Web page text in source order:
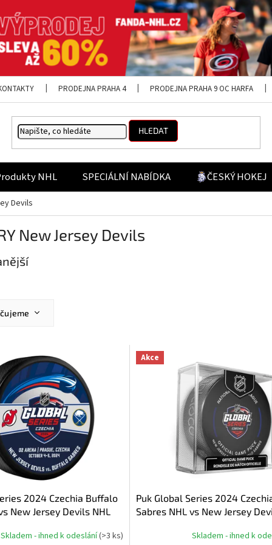
PRODEJNA PRAHA 4 PRODEJNA PRAHA 9 OC HARFA
HLEDAT
NHL SPECIÁLNÍ NABÍDKA ČESKÝ HOKEJ
Devils
New Jersey Devils
2024 Czechia Buffalo
New Jersey Devils NHL
Skladem - ihned k odeslání(>3 ks)
Akce
Puk Global Series 2024
Sabres NHL vs New Jersey
Skladem - ihned k